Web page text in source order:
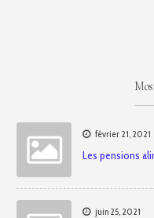
février 21, 2021
Les pensions
juin 25, 2021